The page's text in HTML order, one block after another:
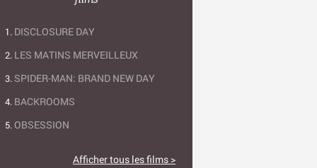
DISCLOSURE DAY
LES MATINS MERVEILLEUX
SPIDER-MAN: BRAND NEW DAY
BACKROOMS
OBSESSION
Afficher tous les films >